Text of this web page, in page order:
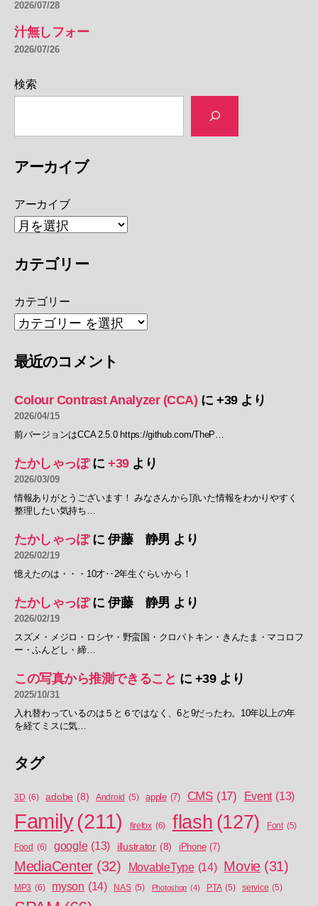
2026/07/28
汁無しフォー
2026/07/26
検索
アーカイブ
アーカイブ
カテゴリー
カテゴリー
最近のコメント
Colour Contrast Analyzer (CCA) に+39より
2026/04/15
前バージョンはCCA 2.5.0 https://github.com/TheP…
たかしゃっぽに +39より
2026/03/09
情報ありがとうございます！ みなさんから頂いた情報をわかりやすく
整理したい気持ち…
たかしゃっぽに 伊藤 静男 より
2026/02/19
憶えたのは・・・10才‥2年生ぐらいから！
たかしゃっぽに 伊藤 静男 より
2026/02/19
スズメ・メジロ・ロシヤ・野蛮国・クロパトキン・きんたま・マコロフ
ー・ふんどし・締…
この写真から推測できること に +39より
2025/10/31
入れ替わっているのは５と６ではなく、6と9だったわ。10年以上の年
を経てミスに気…
タグ
3D (6) adobe (8) Android (5) apple (7) CMS (17) Event (13)
Family(211) firefox (6) flash (127) Font (5)
Food (6) google (13) illustrator (8) iPhone (7)
MediaCenter (32) MovableType (14) Movie (31)
MP3 (6) myson (14) NAS (5) Photoshop (4) PTA (5) service (5)